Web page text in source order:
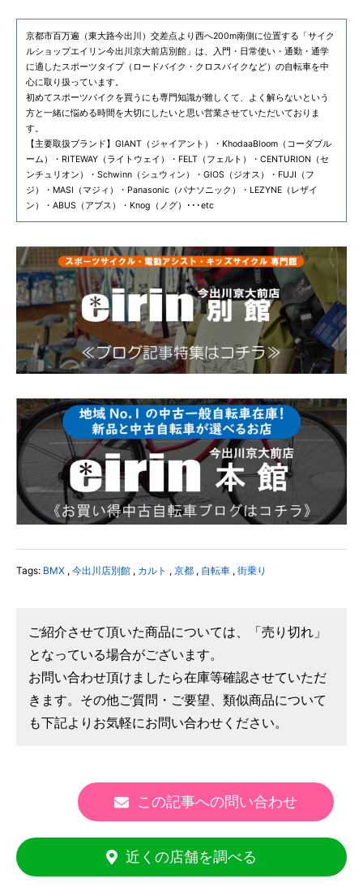
京都市百万遍（東大路今出川）交差点より西へ200m南側に位置する「サイク
ルショップエイリン今出川京大前店別館」は、入門・日常使い・通勤・通学
に適したスポーツタイプ（ロードバイク・クロスバイクなど）の自転車を中
心に取り扱っています。
初めてスポーツバイクを買うにも専門知識が難しくて、よく解らないという
方と一緒に悩める時間を大切にしたいと思い営業させていただいておりま
す。
【主要取扱ブランド】GIANT（ジャイアント）・KhodaaBloom（コーダブル
ーム）・RITEWAY（ライトウェイ）・FELT（フェルト）・CENTURION（セ
ンチュリオン）・Schwinn（シュウィン）・GIOS（ジオス）・FUJI（フ
ジ）・MASI（マジィ）・Panasonic（パナソニック）・LEZYNE（レザイ
ン）・ABUS（アブス）・Knog（ノグ）･･･etc
Tags: BMX , 今出川店別館 , カルト , 京都 , 自転車 , 街乗り
ご紹介させて頂いた商品については、「売り切れ」
となっている場合がございます。
お問い合わせ頂けましたら在庫等確認させていただ
きます。その他ご質問・ご要望、類似商品について
も下記よりお気軽にお問い合わせください。
この記事への問い合わせ
近くの店舗を調べる